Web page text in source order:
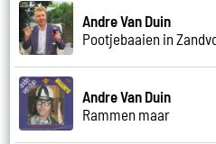
Andre Van Duin
Pootjebaaien in
Andre Van Duin
Rammen maar